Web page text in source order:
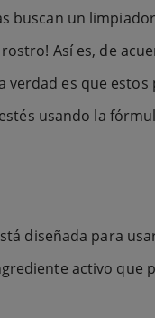
buscan un
Así es, de
verdad es que
usando la
diseñada para
activo que